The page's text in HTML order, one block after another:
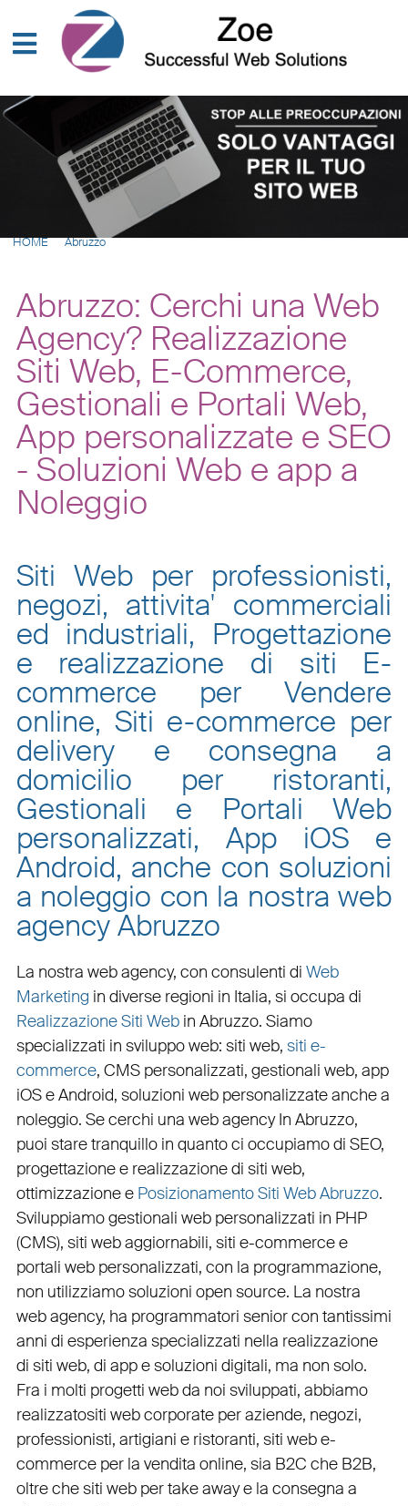
HOME Abruzzo
Abruzzo: Cerchi una Web
Agency? Realizzazione
Siti Web, E-Commerce,
Gestionali e Portali Web,
App personalizzate e SEO
- Soluzioni Web e app a
Noleggio
Siti Web per professionisti,
negozi, attivita' commerciali
ed industriali, Progettazione
e realizzazione di siti E-
commerce per Vendere
online, Siti e-commerce per
delivery e consegna a
domicilio per ristoranti,
Gestionali e Portali Web
personalizzati, App iOS e
Android, anche con soluzioni
a noleggio con la nostra web
agency Abruzzo
La nostra web agency, con consulenti di Web
Marketing in diverse regioni in Italia, si occupa di
Realizzazione Siti Webin Abruzzo. Siamo
specializzati in sviluppo web: siti web, siti e-
commerce, CMS personalizzati, gestionali web, app
iOS e Android, soluzioni web personalizzateanche a
noleggio. Se cerchi una web agency In Abruzzo,
puoi stare tranquillo in quanto ci occupiamo di SEO,
progettazione e realizzazione di siti web,
ottimizzazionee Posizionamento Siti Web Abruzzo.
Sviluppiamogestionali web personalizzati in PHP
(CMS), siti web aggiornabili, siti e-commercee
portali web personalizzati, con la programmazione,
non utilizziamo soluzioni open source. La nostra
web agency, ha programmatori senior con tantissimi
anni di esperienza specializzati nella realizzazione
di siti web, di app e soluzioni digitali, ma non solo.
Fra i molti progetti web da noi sviluppati, abbiamo
realizzatositi web corporateperaziende, negozi,
professionisti, artigiani e ristoranti, siti web e-
commerceper la vendita online, sia B2C che B2B,
oltre chesiti web per take awaye la consegna a